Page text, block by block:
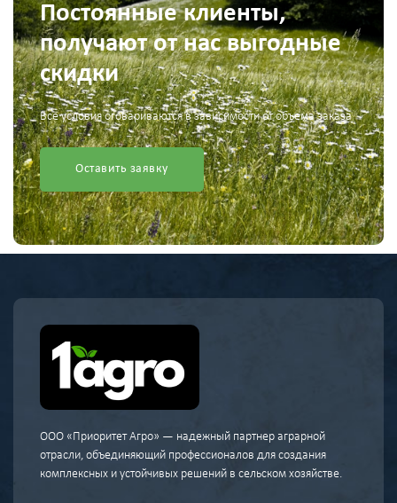
Постоянные клиенты,
получают от нас выгодные
скидки
Все условия оговариваются в зависимости от объема заказа
Оставить заявку
ООО «Приоритет Агро» — надежный партнер аграрной
отрасли, объединяющий профессионалов для создания
комплексных и устойчивых решений в сельском хозяйстве.